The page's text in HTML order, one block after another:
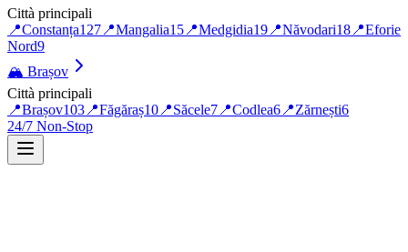
Città principali
📍Constanța127 📍Mangalia15 📍Medgidia19 📍Năvodari18 📍Eforie
Nord9
🏔️ Brașov
Città principali
📍Brașov103 📍Făgăraș10 📍Săcele7 📍Codlea6 📍Zărnești6
24/7 Non-Stop